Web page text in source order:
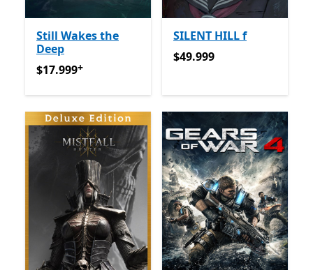
Still Wakes the
Deep
$17.999Ofrece compras dentro de la aplicación
$17.999+
SILENT HILL f
$49.999
$49.999